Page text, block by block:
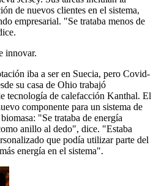
de nuevos clientes en el sistema,
empresarial. "Se trataba menos de
innovar.
iba a ser en Suecia, pero Covid-
su casa de Ohio trabajó
tecnología de calefacción Kanthal. El
componente para un sistema de
"Se trataba de energía
anillo al dedo", dice. "Estaba
que podía utilizar parte del
energía en el sistema".